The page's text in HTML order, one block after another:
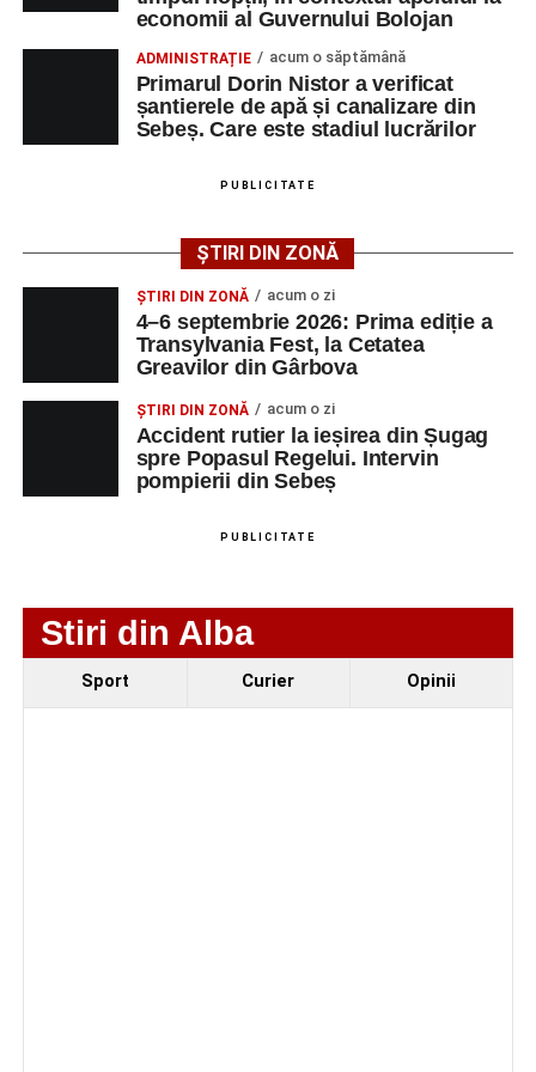
Urmărește-ne pe Google News
Ultimele știri din Sebeș
Femeie de 66 de ani, transportată în stare gravă la
strada Dorobanți din Sebeș
Accident pe strada Dorobanți din Sebeș: fermeie
de 66 de ani rănită grav, după ce a fost lovită de o
motocicletă
4–6 septembrie 2026: Prima ediție a Transylvania
Fest, la Cetatea Greavilor din Gârbova
economii al Guvernului Bolojan
ADMINISTRAȚIE acum o săptămână
Primarul Dorin Nistor a verificat
șantierele de apă și canalizare din
Sebeș. Care este stadiul lucrărilor
PUBLICITATE
ȘTIRI DIN ZONĂ
ȘTIRI DIN ZONĂ acum o zi
4–6 septembrie 2026: Prima ediție a
Transylvania Fest, la Cetatea
Greavilor din Gârbova
ȘTIRI DIN ZONĂ acum o zi
Accident rutier la ieșirea din Șugag
spre Popasul Regelui. Intervin
pompierii din Sebeș
PUBLICITATE
Stiri din Alba
Sport Curier Opinii